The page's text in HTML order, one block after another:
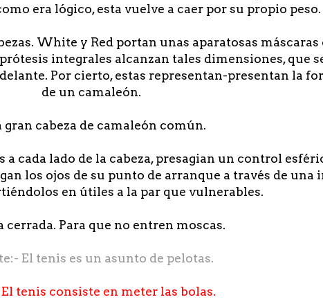
era lógico, esta vuelve a caer por su propio peso.
White y Red portan unas aparatosas
integrales alcanzan tales dimensiones, que
Por cierto, estas representan-presentan la
de un camaleón.
gran cabeza de camaleón común.
cada lado de la cabeza, presagian un control
los ojos de su punto de arranque a través de
en útiles a la par que vulnerables.
cerrada. Para que no entren moscas.
El tenis es un asunto de pelotas.
El tenis consiste en meter las bolas.